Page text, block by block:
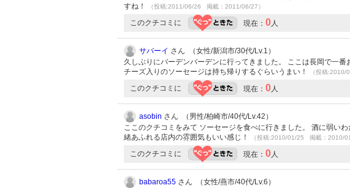
すね！
（投稿:2011/06/26 掲載：2011/06/27）
このクチコミに 現在： 0人
サバーイ さん （女性/新潟市/30代/Lv.1）
久しぶりにバーデンバーデンに行ってきました。 ここは長岡で一
チーズ入りのソーセージは持ち帰りするぐらいうまい！
（投稿
このクチコミに 現在： 0人
asobin さん （男性/柏崎市/40代/Lv.42）
ここのクチコミをみて ソーセージを食べに行きました。 酒に弱い
緒あふれる店内の雰囲気もいい感じ！
（投稿:2010/01/25 掲載：2010/
このクチコミに 現在： 0人
babaroa55 さん （女性/燕市/40代/Lv.6）